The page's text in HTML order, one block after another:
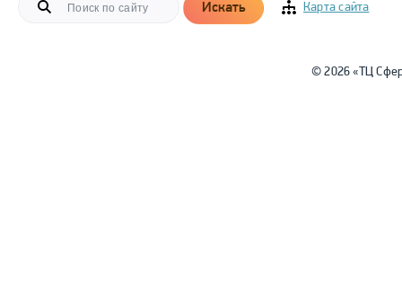
Искать Карта сайта
© 2026 «ТЦ